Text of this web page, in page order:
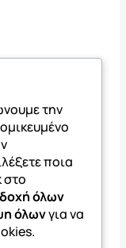
την
ποια
στο
όλων
όλωνγια να